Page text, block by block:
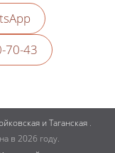
70-43
и Таганская .
в 2026 году.